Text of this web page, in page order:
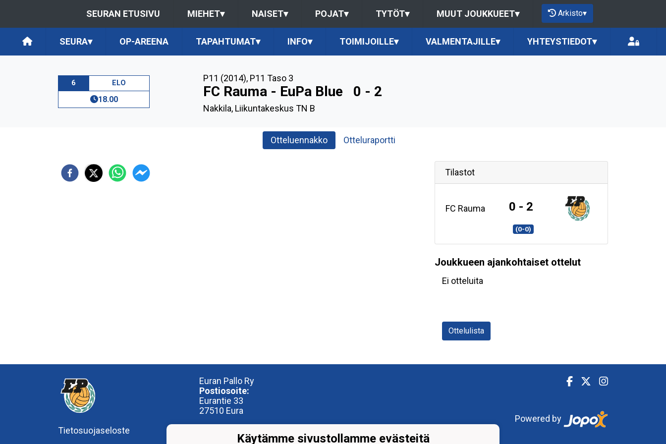
SEURAN ETUSIVU MIEHET▾ NAISET▾ POJAT▾ TYTÖT▾ MUUT JOUKKUEET▾ Arkisto▾
SEURA▾ OP-AREENA TAPAHTUMAT▾ INFO▾ TOIMIJOILLE▾ VALMENTAJILLE▾ YHTEYSTIEDOT▾
6 ELO
18.00
P11 (2014), P11 Taso 3
FC Rauma - EuPa Blue 0 - 2
Nakkila, Liikuntakeskus TN B
Otteluennakko Otteluraportti
Tilastot
FC Rauma 0 - 2
(0-0)
Joukkueen ajankohtaiset ottelut
Ei otteluita
Ottelulista
Tietosuojaseloste
Euran Pallo Ry
Postiosoite:
Eurantie 33
27510 Eura
OP-Areena
Powered by
Käytämme sivustollamme evästeitä